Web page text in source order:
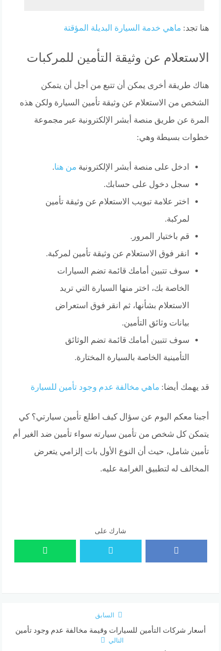
هنا تجد: ماهي خدمة السيارة البديلة المؤقتة
الاستعلام عن وثيقة التأمين للمركبات
هناك طريقة أخرى يمكن أن تتبع من أجل أن يتمكن
الشخص من الاستعلام عن وثيقة تأمين السيارة ولكن هذه
المرة عن طريق منصة أبشر الإلكترونية عبر مجموعة
خطوات بسيطة وهي:
ادخل على منصة أبشر الإلكترونية من هنا.
سجل دخول على حسابك.
اختر علامة تبويب الاستعلام عن وثيقة تأمين
لمركبة.
قم باختيار المرور.
انقر فوق الاستعلام عن وثيقة تأمين لمركبة.
سوف تتبين أمامك قائمة تضم السيارات
الخاصة بك، اختر منها السيارة التي تريد
الاستعلام بشأنها، ثم انقر فوق استعراض
بيانات وثائق التأمين.
سوف تتبين أمامك قائمة تضم الوثائق
التأمينية الخاصة بالسيارة المختارة.
قد يهمك أيضا: ماهي مخالفة عدم وجود تأمين للسيارة
أجبنا معكم اليوم عن سؤال كيف اطلع تأمين سيارتي؟ كي
يتمكن كل شخص من تأمين سيارته سواء تأمين ضد الغير أم
تأمين شامل، حيث أن النوع الأول بات إلزامي يتعرض
المخالف له لتطبيق الغرامة عليه.
شارك على
السابق
أسعار شركات التأمين للسيارات وقيمة مخالفة عدم وجود تأمين
التالي